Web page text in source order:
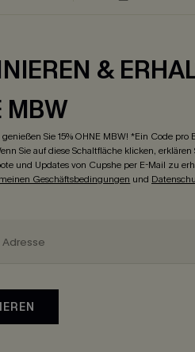
&
MBW
Sie 15% OHNE MBW! *Ein Code pro
Sie auf diese Schaltfläche klicken,
und Updates von Cupshe per E-Mail zu
Geschäftsbedingungen und